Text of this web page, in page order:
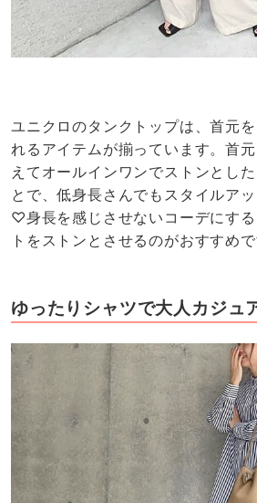
ユニクロのタンクトップは、首元
れるアイテムが揃っています。首
えてオールインワンでストンとし
とで、低身長さんでもスタイルア
♡身長を感じさせないコーデにす
トをストンとさせるのがおすすめ
ゆったりシャツで大人カジュ